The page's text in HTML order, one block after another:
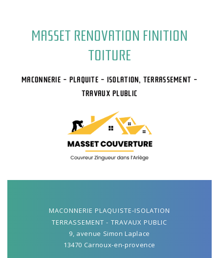
MASSET RENOVATION FINITION
TOITURE
MACONNERIE - PLAQUITE - ISOLATION, TERRASSEMENT -
TRAVAUX PLUBLIC
MACONNERIE PLAQUISTE-ISOLATION
TERRASSEMENT - TRAVAUX PUBLIC
9, avenue Simon Laplace
13470 Carnoux-en-provence